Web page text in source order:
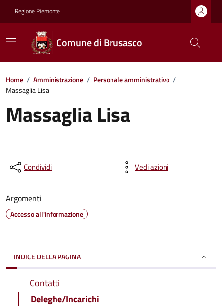
Regione Piemonte
Comune di Brusasco
Home / Amministrazione / Personale amministrativo /
Massaglia Lisa
Massaglia Lisa
Condividi Vedi azioni
Argomenti
Accesso all'informazione
INDICE DELLA PAGINA
Contatti
Deleghe/Incarichi